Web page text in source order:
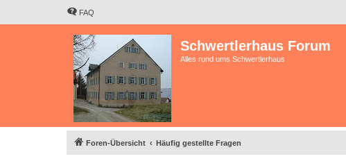
FAQ
Schwertlerhaus Forum
Alles rund ums Schwertlerhaus
Foren-Übersicht Häufig gestellte Fragen